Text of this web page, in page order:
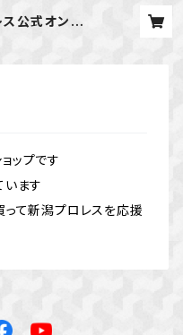
公式オンライ
ップです
います
って新潟プロレスを応援